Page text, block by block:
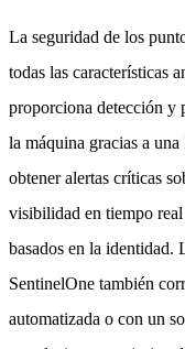
La seguridad de los
todas las características
proporciona detección y
la máquina gracias a
obtener alertas críticas
visibilidad en tiempo real
basados en la identidad.
SentinelOne también
automatizada o con un